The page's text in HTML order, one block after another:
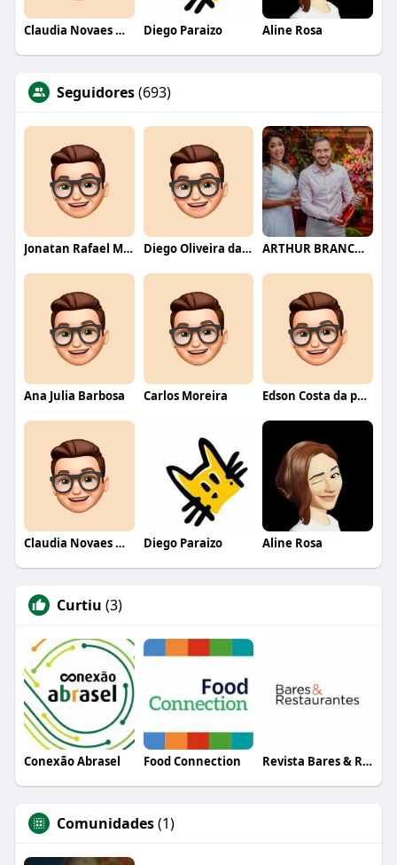
Claudia Novaes Novaes Diego Paraizo Aline Rosa
Seguidores(693)
Jonatan Rafael Mello Diego Oliveira da Motta ARTHUR BRANCO FERNANDES
Ana Julia Barbosa Carlos Moreira Edson Costa da paixão
Claudia Novaes Novaes Diego Paraizo Aline Rosa
Curtiu (3)
Conexão Abrasel Food Connection Revista Bares & Restaurantes
Comunidades(1)